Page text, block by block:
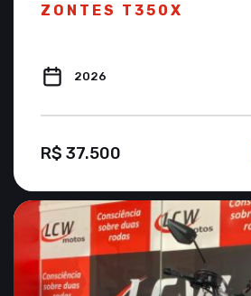
ZONTES T350X
2026
R$ 37.500